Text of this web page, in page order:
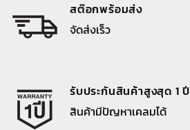
สต๊อกพร้อมส่ง
จัดส่งเร็ว
รับประกันสินค้าสูงสุด 1 ปี
สินค้ามีปัญหาเคลมได้